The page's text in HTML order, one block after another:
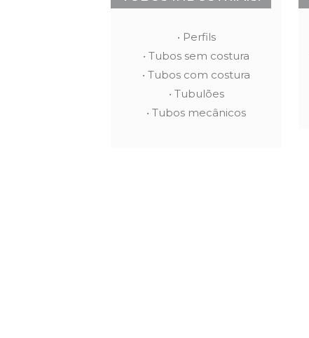
• Perfils
• Tubos sem costura
• Tubos com costura
• Tubulões
• Tubos mecânicos